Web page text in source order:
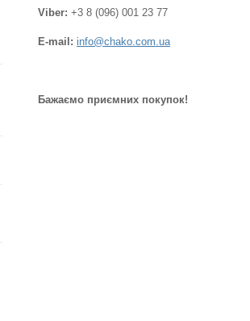
Viber: +3 8 (096) 001 23 77
E-mail: info@chako.com.ua
Бажаємо приємних покупок!